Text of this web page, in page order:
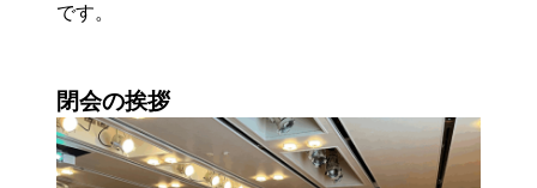
です。
閉会の挨拶